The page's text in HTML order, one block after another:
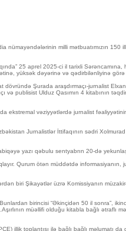
milli mətbuatımızın 150
25 aprel 2025-ci il tarixli Sərəncamına,
yüksək dəyərinə və qədirbilənliyinə görə
Şurada araşdırmaçı-jurnalist
publisist Ulduz Qasımın 4 kitabının
ekstremal vəziyyətlərdə jurnalist
Jurnalistlər İttifaqının sədri
yazı qəbulu sentyabrın 20-də
Qurum ötən müddətdə informasiyanın,
biri Şikayətlər üzrə Komissiyanın
birincisi “Əkinçidən 50 il sonra”,
müəllifi olduğu kitabla bağlı ətraflı
illik toplantısı ilə bağlı bağlı məlumatı da